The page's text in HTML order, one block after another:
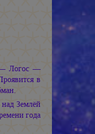
— Логос —
в
Землёй
года